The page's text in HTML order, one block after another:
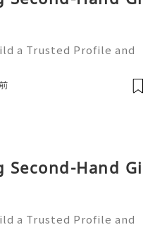
a Trusted Profile and
and collabo
Hand Gi
a Trusted Profile and